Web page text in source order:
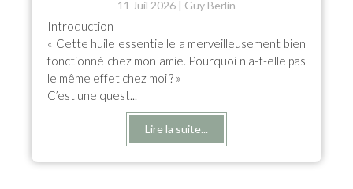
11 Juil 2026 Guy Berlin
Introduction
« Cette huile essentielle a merveilleusement bien
fonctionné chez mon amie. Pourquoi n'a-t-elle pas
le même effet chez moi ? »
C’est une quest...
Lire la suite...